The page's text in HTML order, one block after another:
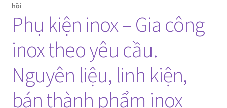
hồi
Phụ kiện inox – Gia công
inox theo yêu cầu.
Nguyên liệu, linh kiện,
bán thành phẩm inox